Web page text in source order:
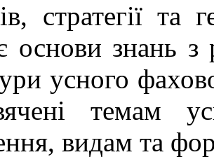
стратегії та
основи знань з
усного
темам
видам та